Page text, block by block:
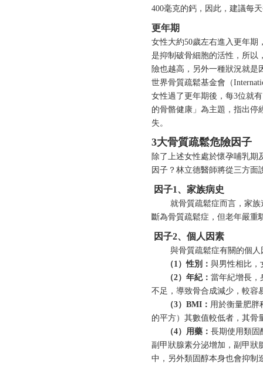
400毫克的鈣，因此，建議每
更年期
女性大約50歲左右進入更年期
是抑制破骨細胞的活性，所以
險也越高，另外一種狀況就是
世界骨質疏鬆基金會（
女性過了更年期後，每3位就
的骨骼健康」為主題，指出停
失。
3大骨質疏鬆危險因子
除了上述女性處於懷孕哺乳期
因子？林立德醫師將從三方
因子1、家族病史
就骨質疏鬆症而言，家族遺
斷為骨質疏鬆症，但老年嚴重
因子2、個人因素
與骨質疏鬆症有關的個人
（1）性別： 與男性相比，
（2）年紀： 當年紀增長，
不足，導致骨合成減少，較容
（3） BMI： 用於衡量肥胖
的平方）其數值較低者，其骨
（4）用藥： 長期使用類固
副甲狀腺素分泌增加，副甲狀
中，另外類固醇本身也會抑制